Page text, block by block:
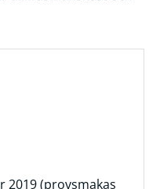
2019 (provsmakas